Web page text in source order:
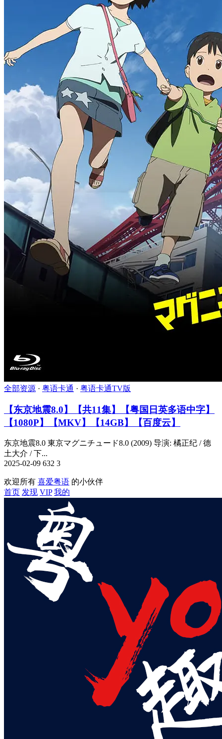
全部资源 · 粤语卡通 · 粤语卡通TV版
【东京地震8.0】【共11集】【粤国日英多语中字】
【1080P】【MKV】【14GB】【百度云】
东京地震8.0 東京マグニチュード8.0 (2009) 导演: 橘正纪 / 德
土大介 / 下...
2025-02-09 632 3
欢迎所有 喜爱粤语 的小伙伴
首页 发现 VIP 我的